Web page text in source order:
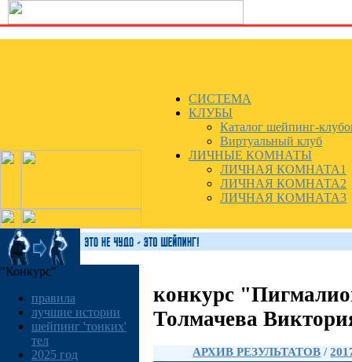
СИСТЕМА
КЛУБЫ
Каталог шейпинг-
Виртуальный клуб
ЛИЧНЫЕ КОМНАТЫ
ЛИЧНАЯ КОМНАТА1
ЛИЧНАЯ КОМНАТА2
ЛИЧНАЯ КОМНАТА3
"Конкурс"
правила
лучшие истории
шейпинг 'тонких'
тел
2025 год
конкурс
Толмачева
АРХИВ РЕЗУЛЬТАТОВ /